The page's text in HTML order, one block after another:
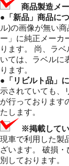
商品製造メ
●「新品」商品に
ル)の画像が無い
ー」に純正メーカ
ります。 尚、ラ
いては、ラベルに
ります。
●「リビルト品」
示されていても、
が行っております
たします。
※掲載して
現車で利用した製
ざいます。 破損
別しております。